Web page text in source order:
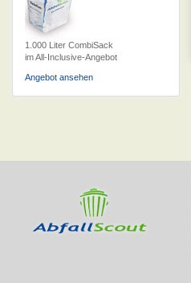
1.000 Liter CombiSack
im All-Inclusive-Angebot
Angebot ansehen